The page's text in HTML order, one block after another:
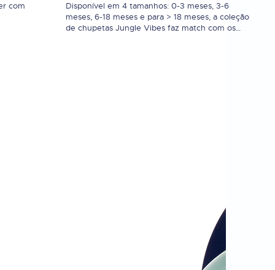
com
Disponível em 4 tamanhos: 0-3 meses, 3-6
meses, 6-18 meses e para > 18 meses, a coleção
de chupetas Jungle Vibes faz match com os